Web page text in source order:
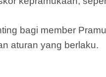
bagi member
aturan yang berlaku.